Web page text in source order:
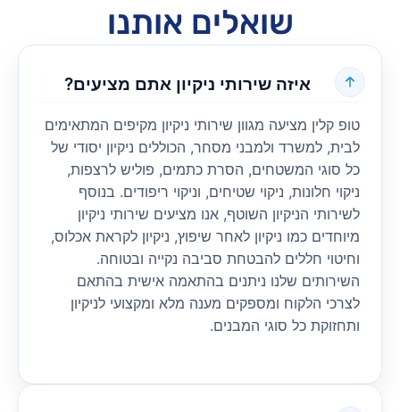
שואלים אותנו
איזה שירותי ניקיון אתם מציעים?
טופ קלין מציעה מגוון שירותי ניקיון מקיפים המתאימים
לבית, למשרד ולמבני מסחר, הכוללים ניקיון יסודי של
כל סוגי המשטחים, הסרת כתמים, פוליש לרצפות,
ניקוי חלונות, ניקוי שטיחים, וניקוי ריפודים. בנוסף
לשירותי הניקיון השוטף, אנו מציעים שירותי ניקיון
מיוחדים כמו ניקיון לאחר שיפוץ, ניקיון לקראת אכלוס,
וחיטוי חללים להבטחת סביבה נקייה ובטוחה.
השירותים שלנו ניתנים בהתאמה אישית בהתאם
לצרכי הלקוח ומספקים מענה מלא ומקצועי לניקיון
ותחזוקת כל סוגי המבנים.